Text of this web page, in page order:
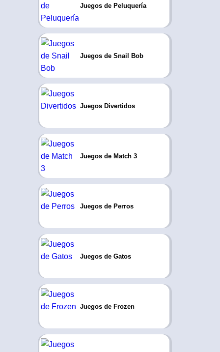
Juegos de Peluquería
Juegos de Snail Bob
Juegos Divertidos
Juegos de Match 3
Juegos de Perros
Juegos de Gatos
Juegos de Frozen